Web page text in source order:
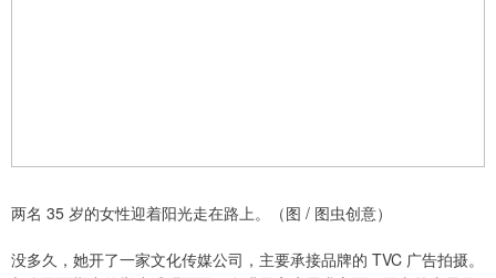
两名 35 岁的女性迎着阳光走在路上。（图 / 图虫创意）
没多久，她开了一家文化传媒公司，主要承接品牌的 TVC 广告拍摄。